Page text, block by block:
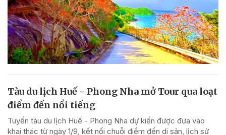
Tàu du lịch Huế - Phong Nha mở Tour qua loạt
điểm đến nổi tiếng
Tuyến tàu du lịch Huế - Phong Nha dự kiến được đưa vào
khai thác từ ngày 1/9, kết nối chuỗi điểm đến di sản, lịch sử